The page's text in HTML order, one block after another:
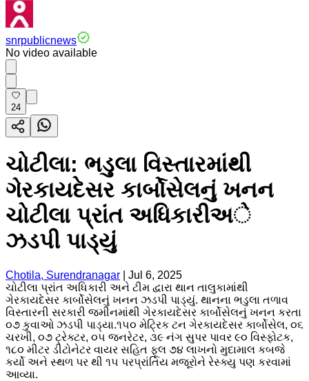
snrpublicnews
No video available
24
ચોટીલા: ભડુલા વિસ્તારમાંથી
ગેરકાયદેસર કાર્બોસેલનું ખનન
ચોટીલા પ્રાંત અધિકારીઅે
ઝડપી પાડ્યું
Chotila, Surendranagar
Jul 6, 2025
ચોટીલા પ્રાંત અધિકારી અને ટીમ દ્વારા થાન તાલુકામાંથી
ગેરકાયદેસર કાર્બોસેલનું ખનન ઝડપી પાડ્યું. થાનના ભડુલા તળાવ
વિસ્તારની સરકારી જમીનમાંથી ગેરકાયદેસર કાર્બોસેલનું ખનન કરતા
૦૭ કુવાઓ ઝડપી પાડ્યા.૧૫૦ મેટ્રિક ટન ગેરકાયદેસર કાર્બોસેલ, ૦૬
ચરખી, ૦૭ ટ્રેક્ટર, ૦૫ જનરેટર, ૩૯ નંગ સુપર પાવર ૯૦ વિસ્ફોટક,
૧૮૦ મીટર ડીટોનેટર વાયર સહિત ફૂલ ૭૪ લાખનો મુદામાલ કબજે
કર્યો અને સ્થળ પર થી ૧૫ પરપ્રાંતિય મજૂરોને રેસ્ક્યુ પણ કરવામાં
આવ્યા.